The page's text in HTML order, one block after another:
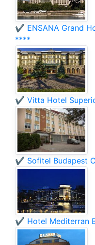
✔️ ENSANA Grand
****
✔️ Vitta Hotel
✔️ Sofitel Budapest
✔️ Hotel Mediterran